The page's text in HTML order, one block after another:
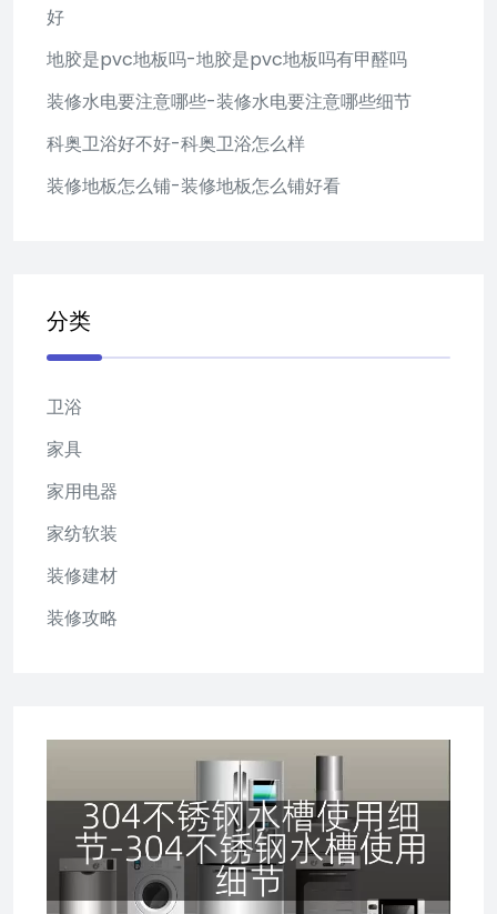
好
地胶是pvc地板吗-地胶是pvc地板吗有甲醛吗
装修水电要注意哪些-装修水电要注意哪些细节
科奥卫浴好不好-科奥卫浴怎么样
装修地板怎么铺-装修地板怎么铺好看
分类
卫浴
家具
家用电器
家纺软装
装修建材
装修攻略